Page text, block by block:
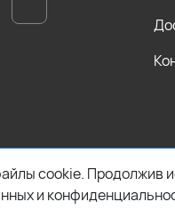
cookie. Продолжив
и